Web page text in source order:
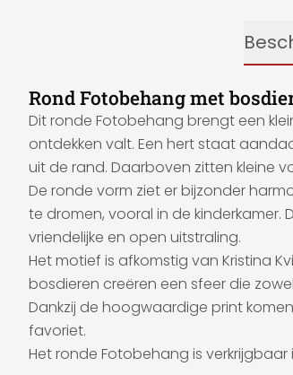
Rond Fotobehang met
Dit ronde Fotobehang brengt een
ontdekken valt. Een hert staat
uit de rand. Daarboven zitten kleine
De ronde vorm ziet er bijzonder
te dromen, vooral in de kinderkamer.
vriendelijke en open uitstraling.
Het motief is afkomstig van Kristina
bosdieren creëren een sfeer die
Dankzij de hoogwaardige print
favoriet.
Het ronde Fotobehang is